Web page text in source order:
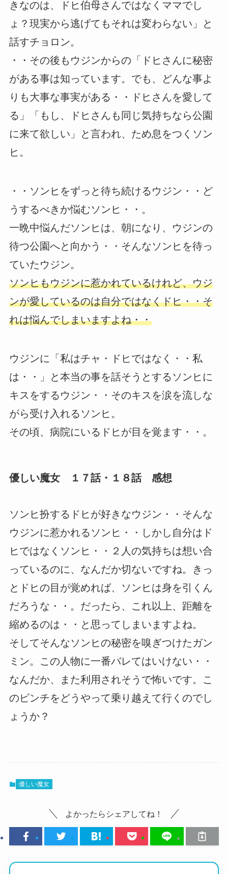
きなのは、ドヒ伯母さんではなくママでし
ょ？現実から逃げてもそれは変わらない」と
話すチョロン。
・・その後もウジンからの「ドヒさんに秘密
がある事は知っています。でも、どんな事よ
りも大事な事実がある・・ドヒさんを愛して
る」「もし、ドヒさんも同じ気持ちなら公園
に来て欲しい」と言われ、ため息をつくソン
ヒ。
・・ソンヒをずっと待ち続けるウジン・・ど
うするべきか悩むソンヒ・・。
一晩中悩んだソンヒは、朝になり、ウジンの
待つ公園へと向かう・・そんなソンヒを待っ
ていたウジン。
ソンヒもウジンに惹かれているけれど、ウジ
ンが愛しているのは自分ではなくドヒ・・そ
れは悩んでしまいますよね・・
ウジンに「私はチャ・ドヒではなく・・私
は・・」と本当の事を話そうとするソンヒに
キスをするウジン・・そのキスを涙を流しな
がら受け入れるソンヒ。
その頃、病院にいるドヒが目を覚ます・・。
優しい魔女 １７話・１８話 感想
ソンヒ扮するドヒが好きなウジン・・そんな
ウジンに惹かれるソンヒ・・しかし自分はド
ヒではなくソンヒ・・２人の気持ちは想い合
っているのに、なんだか切ないですね。きっ
とドヒの目が覚めれば、ソンヒは身を引くん
だろうな・・。だったら、これ以上、距離を
縮めるのは・・と思ってしまいますよね。
そしてそんなソンヒの秘密を嗅ぎつけたガン
ミン。この人物に一番バレてはいけない・・
なんだか、また利用されそうで怖いです。こ
のピンチをどうやって乗り越えて行くのでし
ょうか？
優しい魔女
よかったらシェアしてね！